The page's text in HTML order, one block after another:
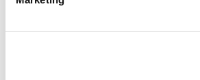
Heb je vragen over dit bericht of